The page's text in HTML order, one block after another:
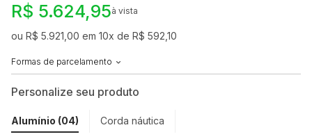
R$ 5.624,95à vista
ou R$ 5.921,00 em 10x de R$ 592,10
Formas de parcelamento
Personalize seu produto
Alumínio (04) Corda náutica